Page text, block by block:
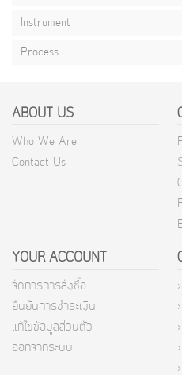
Instrument
Process
ABOUT US
Who We Are
Contact Us
YOUR ACCOUNT
จัดการการสั่งซื้อ
ยืนยันการชำระเงิน
แก้ไขข้อมูลส่วนตัว
ออกจากระบบ